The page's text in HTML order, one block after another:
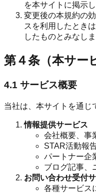
を本サイトに掲示し
変更後の本規約の
スを利用したとき
したものとみなしま
第４条（本サー
4.1 サービス概要
当社は、本サイトを通じ
情報提供サービス
会社概要、事
STAR活動報
パートナー企
ブログ記事、
お問い合わせ受付
各種サービス